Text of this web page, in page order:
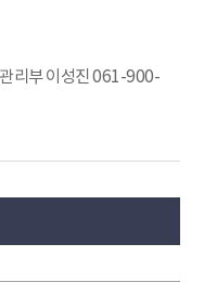
리부 이성진 061-900-